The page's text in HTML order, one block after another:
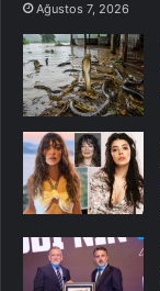
Ağustos 7, 2026